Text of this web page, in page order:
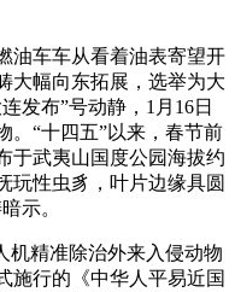
车车从看着油表寄望开
大幅向东拓展，选举为大
发布”号动静，1月16日
。“十四五”以来，春节前
于武夷山国度公园海拔约
玩性虫豸，叶片边缘具圆
示。
精准除治外来入侵动物
施行的《中华人平易近国